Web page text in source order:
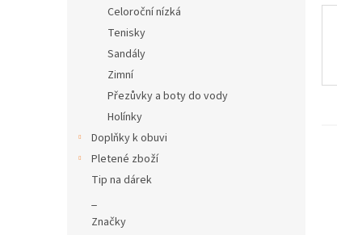
Celoroční nízká
Tenisky
Sandály
Zimní
Přezůvky a boty do vody
Holínky
Doplňky k obuvi
Pletené zboží
Tip na dárek
_
Značky